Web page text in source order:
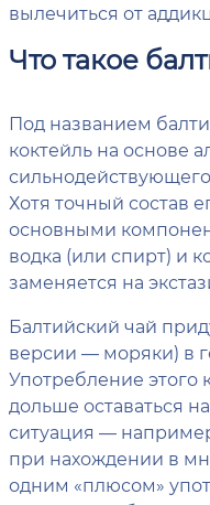
вылечиться от
Что такое
Под названием
коктейль на основе
Хотя точный состав
основными
водка (или спирт) и
заменяется на
Балтийский чай
версии — моряки) в
Употребление этого
дольше оставаться
ситуация —
при нахождении в
одним «плюсом»